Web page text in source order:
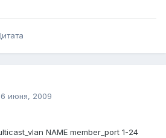
июня, 2009
NAME member_port 1-24